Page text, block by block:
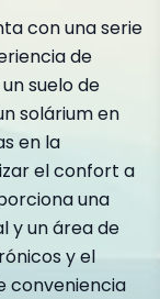
con una serie
de
suelo de
solárium en
en la
el confort a
una
y un área de
y el
conveniencia